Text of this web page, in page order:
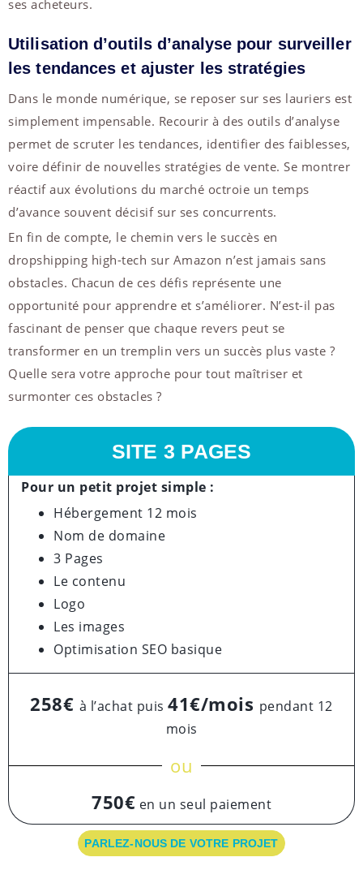
ses acheteurs.
Utilisation d’outils d’analyse pour surveiller
les tendances et ajuster les stratégies
Dans le monde numérique, se reposer sur ses lauriers est
simplement impensable. Recourir à des outils d’analyse
permet de scruter les tendances, identifier des faiblesses,
voire définir de nouvelles stratégies de vente. Se montrer
réactif aux évolutions du marché octroie un temps
d’avance souvent décisif sur ses concurrents.
En fin de compte, le chemin vers le succès en
dropshipping high-tech sur Amazon n’est jamais sans
obstacles. Chacun de ces défis représente une
opportunité pour apprendre et s’améliorer. N’est-il pas
fascinant de penser que chaque revers peut se
transformer en un tremplin vers un succès plus vaste ?
Quelle sera votre approche pour tout maîtriser et
surmonter ces obstacles ?
SITE 3 PAGES
Pour un petit projet simple :
Hébergement 12 mois
Nom de domaine
3 Pages
Le contenu
Logo
Les images
Optimisation SEO basique
258€ à l’achat puis41€/mois pendant 12
mois
ou
750€ en un seul paiement
PARLEZ-NOUS DE VOTRE PROJET